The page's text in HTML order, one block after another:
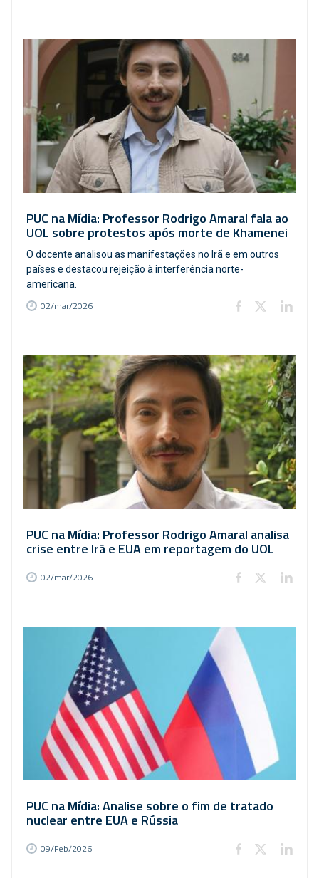
PUC na Mídia: Professor Rodrigo Amaral fala ao
UOL sobre protestos após morte de Khamenei
O docente analisou as manifestações no Irã e em outros
países e destacou rejeição à interferência norte-
americana.
02/mar/2026
PUC na Mídia: Professor Rodrigo Amaral analisa
crise entre Irã e EUA em reportagem do UOL
02/mar/2026
PUC na Mídia: Analise sobre o fim de tratado
nuclear entre EUA e Rússia
09/Feb/2026